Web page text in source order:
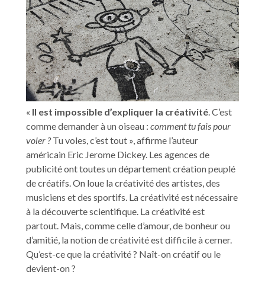
« Il est impossible d’expliquer la créativité. C’est
comme demander à un oiseau :comment tu fais pour
voler ?Tu voles, c’est tout », affirme l’auteur
américain Eric Jerome Dickey. Les agences de
publicité ont toutes un département création peuplé
de créatifs. On loue la créativité des artistes, des
musiciens et des sportifs. La créativité est nécessaire
à la découverte scientifique. La créativité est
partout. Mais, comme celle d’amour, de bonheur ou
d’amitié, la notion de créativité est difficile à cerner.
Qu’est-ce que la créativité ? Naît-on créatif ou le
devient-on ?